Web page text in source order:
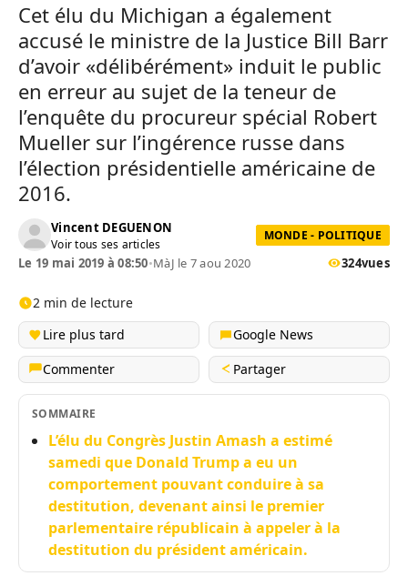
Cet élu du Michigan a également
accusé le ministre de la Justice Bill Barr
d’avoir «délibérément» induit le public
en erreur au sujet de la teneur de
l’enquête du procureur spécial Robert
Mueller sur l’ingérence russe dans
l’élection présidentielle américaine de
2016.
Vincent DEGUENON
Voir tous ses articles
MONDE - POLITIQUE
Le 19 mai 2019 à 08:50•MàJ le 7 aou 2020 324vues
2 min de lecture
Lire plus tard
Google News
Commenter
Partager
SOMMAIRE
L’élu du Congrès Justin Amash a estimé
samedi que Donald Trump a eu un
comportement pouvant conduire à sa
destitution, devenant ainsi le premier
parlementaire républicain à appeler à la
destitution du président américain.